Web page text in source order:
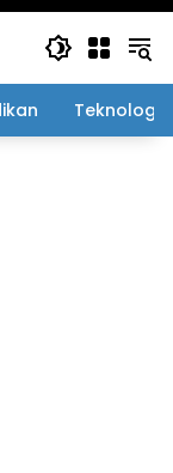
Teknologi